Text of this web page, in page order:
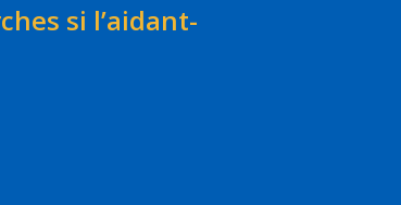
si l’aidant-